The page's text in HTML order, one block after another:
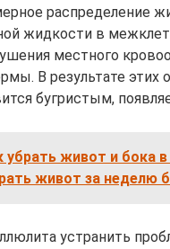
распределение
жидкости в
местного
В результате этих
бугристым,
убрать живот и бока
живот за неделю
устранить